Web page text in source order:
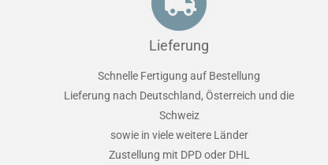
Lieferung
Schnelle Fertigung auf Bestellung
Lieferung nach Deutschland, Österreich und die
Schweiz
sowie in viele weitere Länder
Zustellung mit DPD oder DHL